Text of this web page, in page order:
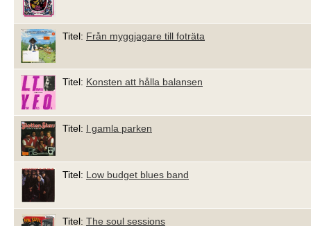
Titel: Från myggjagare till foträta
Titel: Konsten att hålla balansen
Titel: I gamla parken
Titel: Low budget blues band
Titel: The soul sessions